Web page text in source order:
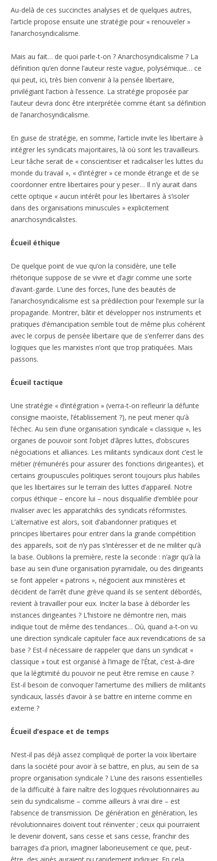
Au-delà de ces succinctes analyses et de quelques autres,
l’article propose ensuite une stratégie pour « renouveler »
l’anarchosyndicalisme.
Mais au fait… de quoi parle-t-on ? Anarchosyndicalisme ? La
définition qu’en donne l’auteur reste vague, polysémique… ce
qui peut, ici, très bien convenir à la pensée libertaire,
privilégiant l’action à l’essence. La stratégie proposée par
l’auteur devra donc être interprétée comme étant sa définition
de l’anarchosyndicalisme.
En guise de stratégie, en somme, l’article invite les libertaire à
intégrer les syndicats majoritaires, là où sont les travailleurs.
Leur tâche serait de « conscientiser et radicaliser les luttes du
monde du travail », « d’intégrer » ce monde étrange et de se
coordonner entre libertaires pour y peser… Il n’y aurait dans
cette optique « aucun intérêt pour les libertaires à s’isoler
dans des organisations minuscules » explicitement
anarchosyndicalistes.
Écueil éthique
De quelque point de vue qu’on la considère, une telle
rhétorique suppose de se vivre et d’agir comme une sorte
d’avant-garde. L’une des forces, l’une des beautés de
l’anarchosyndicalisme est sa prédilection pour l’exemple sur la
propagande. Montrer, bâtir et développer nos instruments et
pratiques d’émancipation semble tout de même plus cohérent
avec le corpus de pensée libertaire que de s’enferrer dans des
logiques que les marxistes n’ont que trop pratiquées. Mais
passons.
Écueil tactique
Une stratégie « d’intégration » (verra-t-on refleurir la défunte
consigne maoïste, l’établissement ?), ne peut mener qu’à
l’échec. Au sein d’une organisation syndicale « classique », les
organes de pouvoir sont l’objet d’âpres luttes, d’obscures
négociations et alliances. Les militants syndicaux dont c’est le
métier (rémunérés pour assurer des fonctions dirigeantes), et
certains groupuscules politiques seront toujours plus habiles
que les libertaires sur le terrain des luttes d’appareil. Notre
corpus éthique – encore lui – nous disqualifie d’emblée pour
rivaliser avec les apparatchiks des syndicats réformistes.
L’alternative est alors, soit d’abandonner pratiques et
principes libertaires pour entrer dans la grande compétition
des appareils, soit de n’y pas s’intéresser et de ne militer qu’à
la base. Oublions la première, reste la seconde : n’agir qu’à la
base au sein d’une organisation pyramidale, ou des dirigeants
se font appeler « patrons », négocient aux ministères et
décident de l’arrêt d’une grève quand ils se sentent débordés,
revient à travailler pour eux. Inciter la base à déborder les
instances dirigeantes ? L’histoire ne démontre rien, mais
indique tout de même des tendances… Où, quand a-t-on vu
une direction syndicale capituler face aux revendications de sa
base ? Est-il nécessaire de rappeler que dans un syndicat «
classique » tout est organisé à l’image de l’État, c’est-à-dire
que la légitimité du pouvoir ne peut être remise en cause ?
Est-il besoin de convoquer l’amertume des milliers de militants
syndicaux, lassés d’avoir à se battre en interne comme en
externe ?
Écueil d’espace et de temps
N’est-il pas déjà assez compliqué de porter la voix libertaire
dans la société pour avoir à se battre, en plus, au sein de sa
propre organisation syndicale ? L’une des raisons essentielles
de la difficulté à faire naître des logiques révolutionnaires au
sein du syndicalisme – comme ailleurs à vrai dire – est
l’absence de transmission. De génération en génération, les
révolutionnaires doivent tout réinventer ; ceux qui pourraient
le devenir doivent, sans cesse et sans cesse, franchir des
barrages d’a priori, imaginer laborieusement ce que, peut-